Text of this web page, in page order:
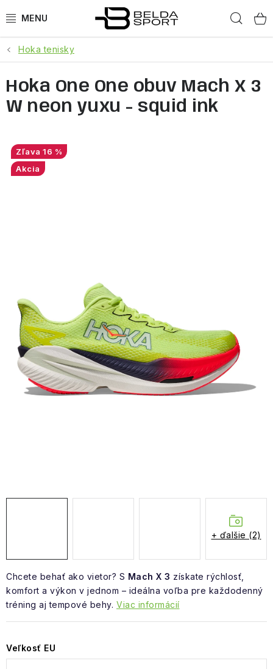
na
ŠPORTY
BEH
GOLDBERGH
OBLEČENIE
VÝPREDAJ
ZNAČKY
Vrátenie a výmena Doprava a platba
Blog
Moja objednávka
Hoka tenisky
Chcete behať ako vietor? S Mach X 3 získate rýchlosť,
komfort a výkon v jednom – ideálna voľba pre každodenný
tréning aj tempové behy. Viac informácií
Veľkosť EU
Hoka One One obuv Mach X 3
W neon yuxu - squid ink
16 %
Akcia
+ ďalšie (2)